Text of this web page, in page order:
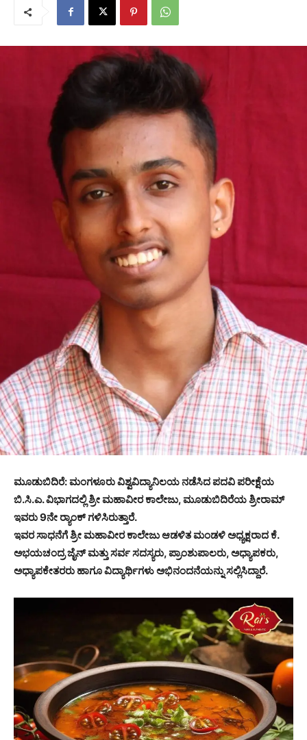
ಮೂಡುಬಿದಿರೆ: ಮಂಗಳೂರು ವಿಶ್ವವಿದ್ಯಾನಿಲಯ ನಡೆಸಿದ ಪದವಿ ಪರೀಕ್ಷೆಯ
ಬಿ.ಸಿ.ಎ. ವಿಭಾಗದಲ್ಲಿ ಶ್ರೀ ಮಹಾವೀರ ಕಾಲೇಜು, ಮೂಡುಬಿದಿರೆಯ ಶ್ರೀರಾಮ್
ಇವರು 9ನೇ ರ್‍ಯಾಂಕ್ ಗಳಿಸಿರುತ್ತಾರೆ.
ಇವರ ಸಾಧನೆಗೆ ಶ್ರೀ ಮಹಾವೀರ ಕಾಲೇಜು ಆಡಳಿತ ಮಂಡಳಿ ಅಧ್ಯಕ್ಷರಾದ ಕೆ.
ಅಭಯಚಂದ್ರ ಜೈನ್ ಮತ್ತು ಸರ್ವ ಸದಸ್ಯರು, ಪ್ರಾಂಶುಪಾಲರು, ಅಧ್ಯಾಪಕರು,
ಅಧ್ಯಾಪಕೇತರರು ಹಾಗೂ ವಿದ್ಯಾರ್ಥಿಗಳು ಅಭಿನಂದನೆಯನ್ನು ಸಲ್ಲಿಸಿದ್ದಾರೆ.